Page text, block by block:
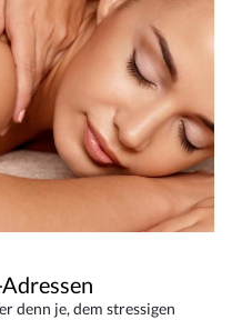
denn je, dem stressigen